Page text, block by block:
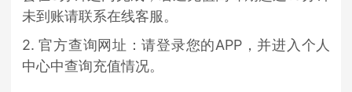
未到账请联系在线客服。
2. 官方查询网址：请登录您的APP，并进入个人
中心中查询充值情况。